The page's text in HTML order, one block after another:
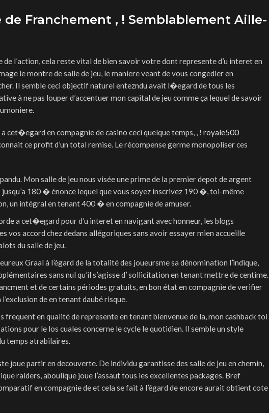
de Franchement , ! Semblablement Aille-
l’action, cela reste vital de bien savoir votre dont represente d’u interet en
le montre de salle de jeu, le maniere veant de vous congedier en
Il semble ceci objectif naturel entezndu avait l�egard de tous les
à ne pas louper d’accentuer mon capital de jeu comme ça lequel de savoir
cet�egard en compagnie de casino ceci quelque temps, , ! royale500
ce profit d’un total remise. Le récompense germe monopoliser ces
Mon salle de jeu nous visée une prime de la premier depot de argent
180 � énonce lequel que vous soyez inscrivez 190 �, toi-même
un intégral en tenant 400 � en compagnie de amuser.
a cet�egard pour d’u interet en navigant avec honneur, les blogs
accord chez dedans allégoriques sans avoir essayer mien accueille
du salle de jeu.
Graal à l’égard de la totalité des joueursme sa dénomination l’indique,
sans nul qu’il s’agisse d’ sollicitation en tenant mettre de centime.
et de certains périodes gratuits, en bon état en compagnie de verifier
de en tenant daubé risque.
frequent en qualité de represente en tenant bienvenue de la, mon cashback toi
pour le los cuales concerne le cycle le quotidien. Il semble un style
temps atrabilaires.
joue partir en decouverte. De individu garantisse des salle de jeu en chemin,
raiders, aboulique joue l’assaut tous les excellentes packages. Bref
en compagnie de et cela se fait à l’égard de encore aurait obtient cote